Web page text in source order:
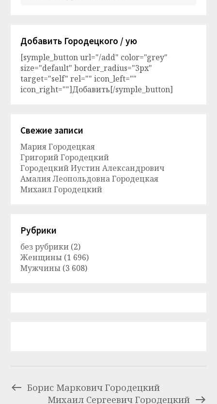
Добавить Городецкого / ую
[symple_button url="/add" color="grey"
size="default" border_radius="3px"
target="self" rel="" icon_left=""
icon_right=""]Добавить[/symple_button]
Свежие записи
Мария Городецкая
Григорий Городецкий
Городецкий Иустин Александрович
Амалия Леопольдовна Городецкая
Михаил Городецкий
Рубрики
без рубрики (2)
Женщины (1 696)
Мужчины (3 608)
Борис Маркович Городецкий
Михаил Сергеевич Городецкий